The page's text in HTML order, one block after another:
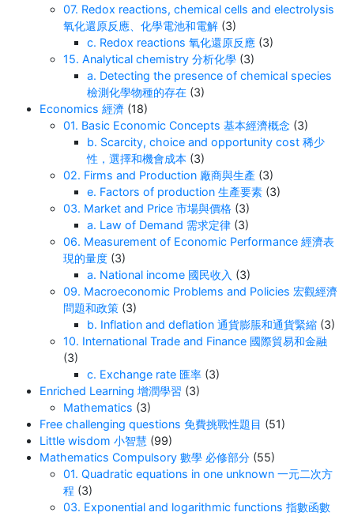
07. Redox reactions, chemical cells and electrolysis
氧化還原反應、化學電池和電解 (3)
c. Redox reactions 氧化還原反應 (3)
15. Analytical chemistry 分析化學 (3)
a. Detecting the presence of chemical species
檢測化學物種的存在 (3)
Economics 經濟 (18)
01. Basic Economic Concepts 基本經濟概念 (3)
b. Scarcity, choice and opportunity cost 稀少
性，選擇和機會成本 (3)
02. Firms and Production 廠商與生產 (3)
e. Factors of production 生產要素 (3)
03. Market and Price 市場與價格 (3)
a. Law of Demand 需求定律 (3)
06. Measurement of Economic Performance 經濟表
現的量度 (3)
a. National income 國民收入 (3)
09. Macroeconomic Problems and Policies 宏觀經濟
問題和政策 (3)
b. Inflation and deflation 通貨膨脹和通貨緊縮 (3)
10. International Trade and Finance 國際貿易和金融
(3)
c. Exchange rate 匯率 (3)
Enriched Learning 增潤學習 (3)
Mathematics (3)
Free challenging questions 免費挑戰性題目 (51)
Little wisdom 小智慧 (99)
Mathematics Compulsory 數學 必修部分 (55)
01. Quadratic equations in one unknown 一元二次方
程 (3)
03. Exponential and logarithmic functions 指數函數